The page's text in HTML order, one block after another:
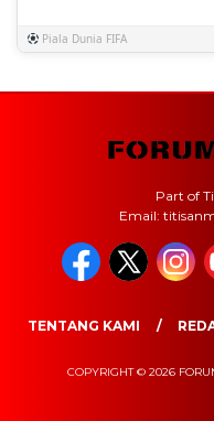
Piala Dunia FIFA
Part of
Email:
TENTANG KAMI
COPYRIGHT © 2026